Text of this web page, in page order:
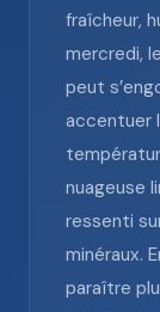
fraîcheur,
mercredi,
peut
accentuer
nuageuse
ressenti
minéraux.
paraître